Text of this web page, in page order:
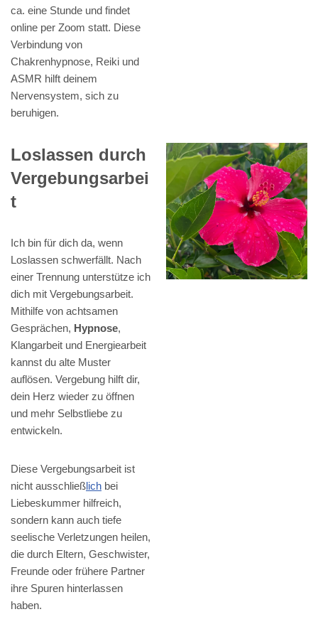
ca. eine Stunde und findet
online per Zoom statt. Diese
Verbindung von
Chakrenhypnose, Reiki und
ASMR hilft deinem
Nervensystem, sich zu
beruhigen.
Loslassen durch
Vergebungsarbei
t
Ich bin für dich da, wenn
Loslassen schwerfällt. Nach
einer Trennung unterstütze ich
dich mit Vergebungsarbeit.
Mithilfe von achtsamen
Gesprächen, Hypnose,
Klangarbeit und Energiearbeit
kannst du alte Muster
auflösen. Vergebung hilft dir,
dein Herz wieder zu öffnen
und mehr Selbstliebe zu
entwickeln.
Diese Vergebungsarbeit ist
nicht ausschließlich bei
Liebeskummer hilfreich,
sondern kann auch tiefe
seelische Verletzungen heilen,
die durch Eltern, Geschwister,
Freunde oder frühere Partner
ihre Spuren hinterlassen
haben.